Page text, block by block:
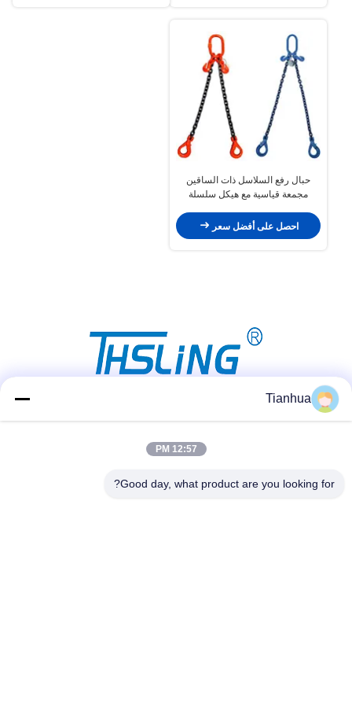
حبال رفع السلاسل ذات الساقين
مجمعة قياسية مع هيكل سلسلة
احصل على أفضل سعر
اتصل سريعًا
Tianhua
12:57 PM
Good day, what product are you looking for?